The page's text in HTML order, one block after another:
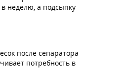
неделю, а подсыпку
после сепаратора
потребность в